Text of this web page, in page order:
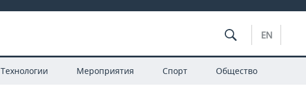
EN
Технологии Мероприятия Спорт Общество